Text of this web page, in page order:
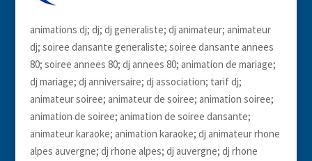
animations dj; dj; dj generaliste; dj animateur; animateur
dj; soiree dansante generaliste; soiree dansante annees
80; soiree annees 80; dj annees 80; animation de mariage;
dj mariage; dj anniversaire; dj association; tarif dj;
animateur soiree; animateur de soiree; animation soiree;
animation de soiree; animation de soiree dansante;
animateur karaoke; animation karaoke; dj animateur rhone
alpes auvergne; dj rhone alpes; dj auvergne; dj rhone